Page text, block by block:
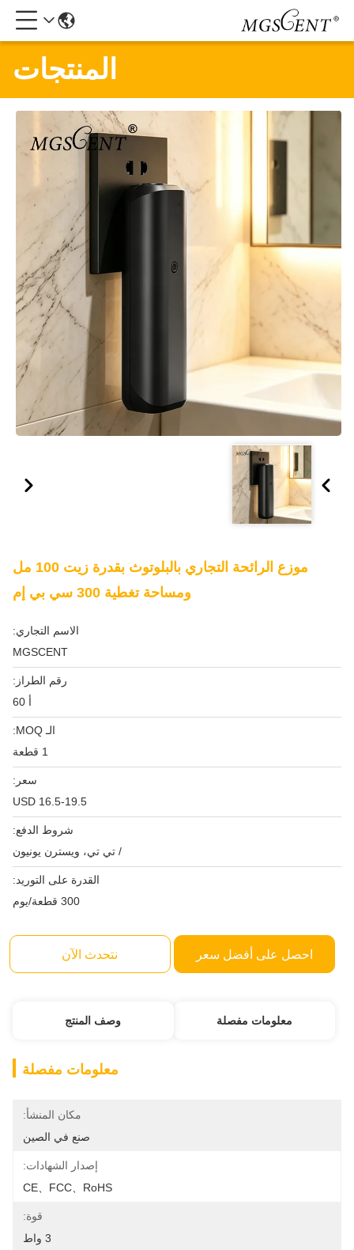
المنتجات
موزع الرائحة التجاري بالبلوتوث بقدرة زيت 100 مل
ومساحة تغطية 300 سي بي إم
الاسم التجاري:
MGSCENT
رقم الطراز:
أ 60
الـ MOQ:
1 قطعة
سعر:
USD 16.5-19.5
شروط الدفع:
/ تي تي، ويسترن يونيون
القدرة على التوريد:
300 قطعة/يوم
احصل على أفضل سعر نتحدث الآن
معلومات مفصلة وصف المنتج
معلومات مفصلة
مكان المنشأ:
صنع في الصين
إصدار الشهادات:
CE、FCC、RoHS
قوة:
3 واط